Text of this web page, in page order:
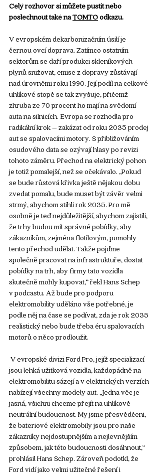
Celý rozhovor si můžete pustit nebo
poslechnout také na TOMTO odkazu.
V evropském dekarbonizačním úsilí je
černou ovcí doprava. Zatímco ostatním
sektorům se daří produkci skleníkových
plynů snižovat, emise z dopravy zůstávají
nad úrovněmi roku 1990. Její podíl na celkové
uhlíkové stopě se tak zvyšuje, přičemž
zhruba ze 70 procent ho mají na svědomí
auta na silnicích. Evropa se rozhodla pro
radikální krok – zakázat od roku 2035 prodej
aut se spalovacími motory. S přibližováním
osudového data se ozývají hlasy po revizi
tohoto záměru. Přechod na elektrický pohon
je totiž pomalejší, než se očekávalo. „Pokud
se bude růstová křivka ještě nějakou dobu
zvedat pomalu, bude muset být závěr velmi
strmý, abychom stihli rok 2035. Pro mě
osobně je teď nejdůležitější, abychom zajistili,
že trhy budou mít správné pobídky, aby
zákazníkům, zejména flotilovým, pomohly
tento přechod udělat. Takže pojďme
společně pracovat na infrastruktuře, dostat
pobídky na trh, aby firmy tato vozidla
skutečně mohly kupovat,“ řekl Hans Schep
v podcastu. Až bude pro podporu
elektromobility uděláno vše potřebné, je
podle něj na čase se podívat, zda je rok 2035
realistický nebo bude třeba éru spalovacích
motorů o něco prodloužit.
V evropské divizi Ford Pro, jejíž specializací
jsou lehká užitková vozidla, každopádně na
elektromobilitu sázejí a v elektrických verzích
nabízejí všechny modely aut. „Jedna věc je
jasná, všichni chceme přejít na uhlíkově
neutrální budoucnost. My jsme přesvědčeni,
že bateriové elektromobily jsou pro naše
zákazníky nejdostupnějším a nejlevnějším
způsobem, jak této budoucnosti dosáhnout,“
prohlásil Hans Schep. Zároveň podotkl, že
Ford vidí jako velmi užitečné řešení i